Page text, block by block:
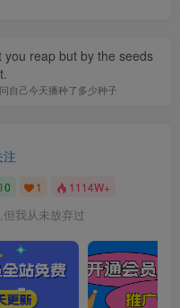
reap but by the seeds
自己今天播种了多少种子
注
0 1 1114W+
我从未放弃过